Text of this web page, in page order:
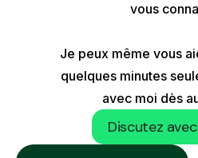
vous
Je peux même vous
quelques minutes
avec moi dès
Discutez